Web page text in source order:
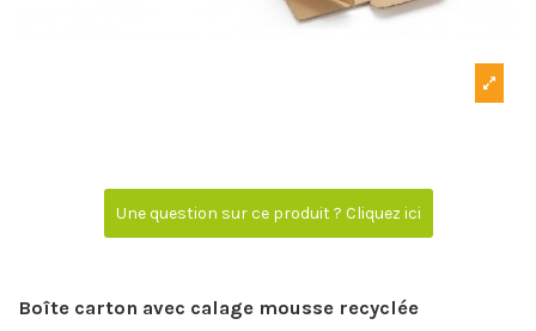
Une question sur ce produit ? Cliquez ici
Boîte carton avec calage mousse recyclée